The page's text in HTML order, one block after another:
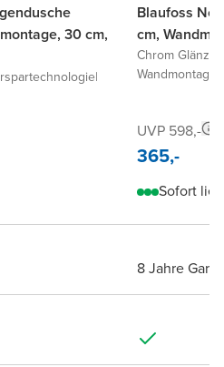
30 cm,
|
Blaufoss
cm,
Chrom
Wandmontage
UVP 598,-
365,-
Sofort
8 Jahre